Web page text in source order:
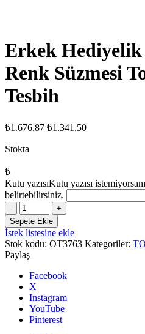
Erkek
Renk Süzmesi
Tesbih
₺1.676,87 Orijinal
₺1.341,50Şu
Stokta
₺
Kutu yazısıKutu yazısı
belirtebilirsiniz.
Erkek
Hediyelik
Arpa
Kesim
Renk
Süzmesi
Toz
Kehribar
Tesbih
adet
Sepete Ekle
İstek listesine ekle
Stok kodu: OT3763 Kategoriler:
Paylaş
Facebook
X
Instagram
YouTube
Pinterest